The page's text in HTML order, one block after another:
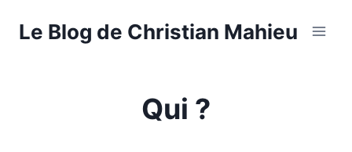
Le Blog de Christian Mahieu
Qui ?